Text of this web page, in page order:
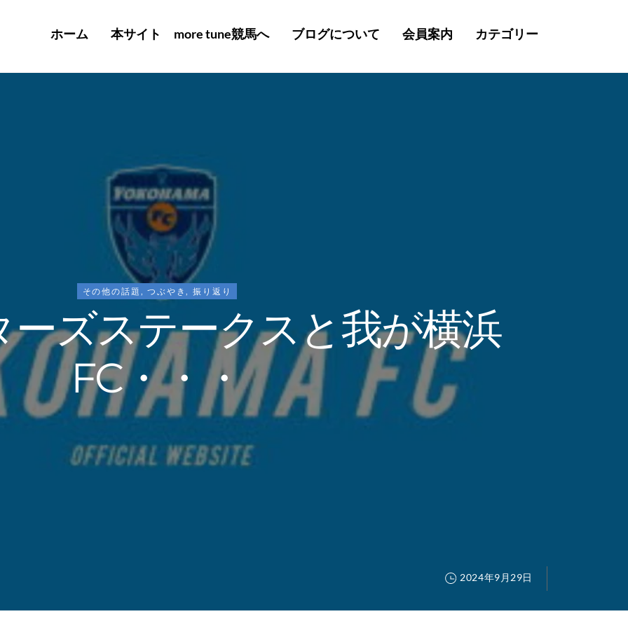
ホーム 本サイト more tune競馬へ ブログについて 会員案内 カテゴリー
2024年9月29日
ーズステークスと我が横浜
FC・・・
その他の話題 ,つぶやき ,振り返り